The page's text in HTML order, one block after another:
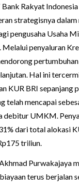
Bank Rakyat
strategisnya dalam
pengusaha Usaha
penyaluran
Hal ini
KUR BRI sepanjang
telah mencapai
debitur UMKM.
dari total alokasi
triliun.
Purwakajaya
terus berjalan